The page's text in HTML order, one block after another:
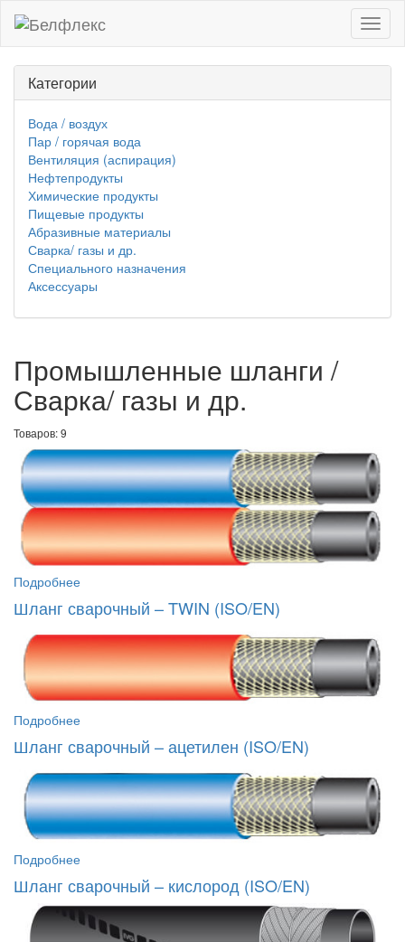
Категории
Вода / воздух
Пар / горячая вода
Вентиляция (аспирация)
Нефтепродукты
Химические продукты
Пищевые продукты
Абразивные материалы
Сварка/ газы и др.
Специального назначения
Аксессуары
Промышленные шланги /
Сварка/ газы и др.
Товаров: 9
Подробнее
Шланг сварочный – TWIN (ISO/EN)
Подробнее
Шланг сварочный – ацетилен (ISO/EN)
Подробнее
Шланг сварочный – кислород (ISO/EN)